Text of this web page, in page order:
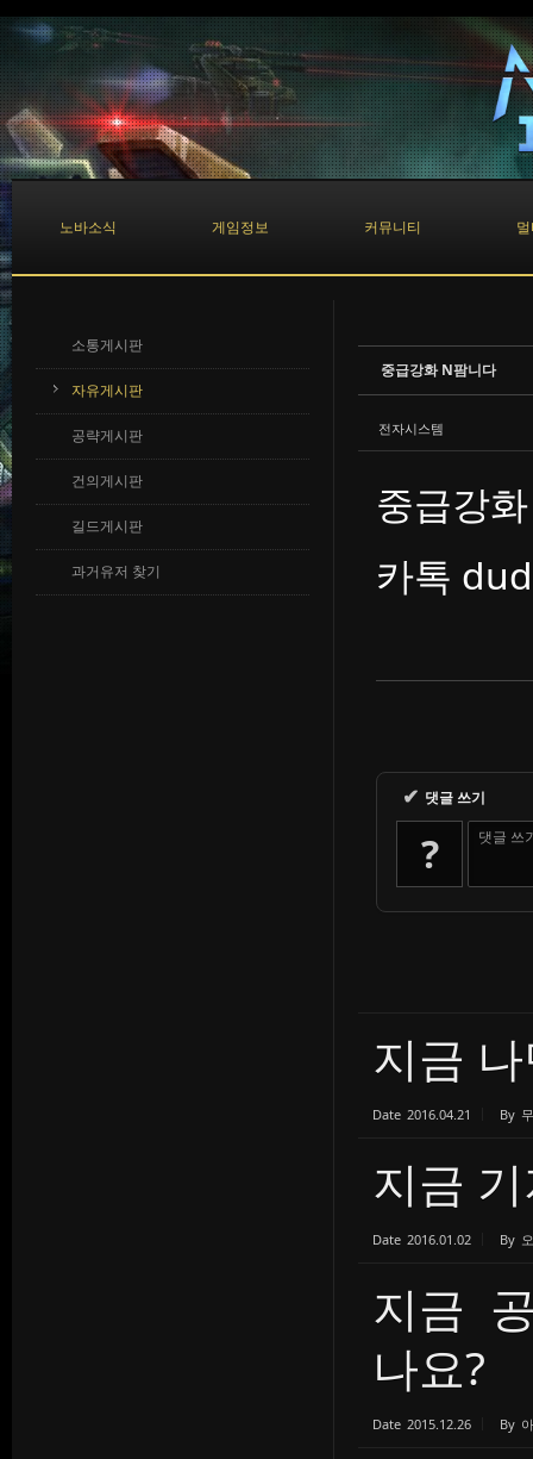
노바소식 게임정보 커뮤니티
소통게시판
자유게시판
공략게시판
건의게시판
길드게시판
과거유저 찾기
중급강화 N팜니다
전자시스템
중급강
카톡
✔ 댓글 쓰기
? 댓글 쓰
지금
Date 2016.04.21 By
지금
Date 2016.01.02 By
지금
나요?
Date 2015.12.26 By
Sketchbook5, 스케치북5
Sketchbook5, 스케치북5